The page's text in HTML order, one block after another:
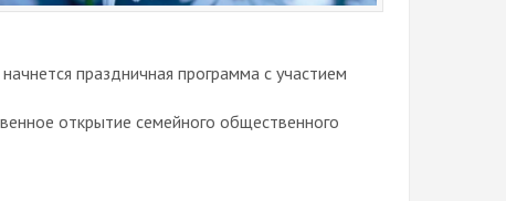
праздничная программа с участием
открытие семейного общественного